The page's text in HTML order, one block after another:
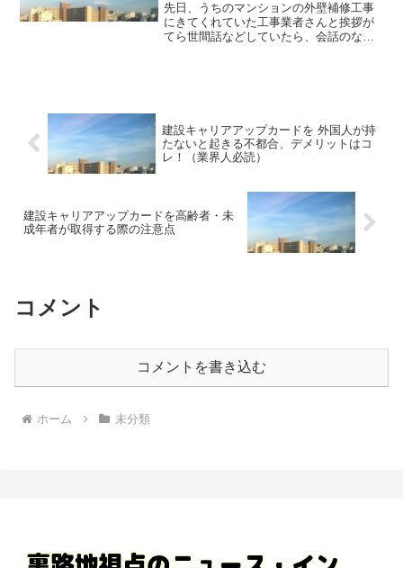
先日、うちのマンションの外壁補修工事
にきてくれていた工事業者さんと挨拶が
てら世間話などしていたら、会話のなか
建設キャリアアップカードを 外国人が持
たないと起きる不都合、デメリットはコ
レ！（業界人必読）
建設キャリアアップカードを高齢者・未
成年者が取得する際の注意点
コメント
コメントを書き込む
ホーム 未分類